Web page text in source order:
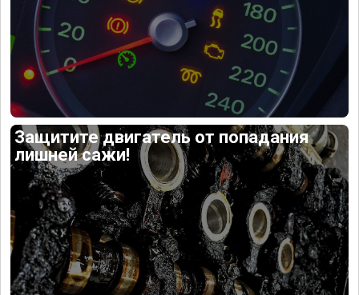
Защитите двигатель от попадания
лишней сажи!